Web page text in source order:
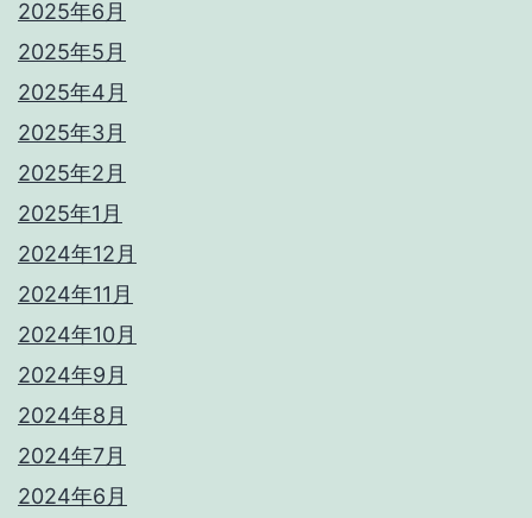
2025年6月
2025年5月
2025年4月
2025年3月
2025年2月
2025年1月
2024年12月
2024年11月
2024年10月
2024年9月
2024年8月
2024年7月
2024年6月